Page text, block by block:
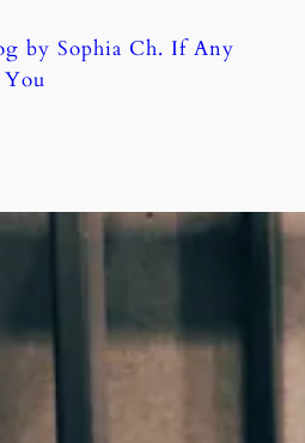
by Sophia Ch. If Any
You